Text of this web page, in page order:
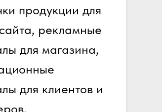
продукции для
рекламные
для магазина,
для клиентов и